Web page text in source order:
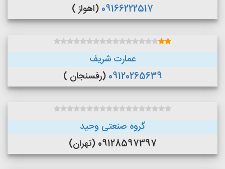
09166222517 (اهواز )
عمارت شریف
09120265639 (رفسنجان )
گروه صنعتی وحید
09128597397 (تهران)